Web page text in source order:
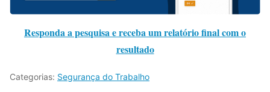
Responda a pesquisa e receba um relatório final com o
resultado
Categorias: Segurança do Trabalho